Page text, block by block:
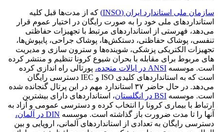
سازمان ملی استاندارد ایران (INSO)
که از مدت‌ها قبل کلیه
استانداردهای ملی خود را به صورت رایگان در اختیار عموم قرار
می‌دهد، فهرستی از استانداردهای مرتبط با تجهیزات حفاظتی
تنفسی، پوشاک حفاظتی، دستکش‌ها، پوشاک جراحی، پایپوش‌ها،
تجهیزات الکتریکی پزشکی، شوینده‌ها و سترون سازی و مدیریت
های مربوط برای مقابله با بحران شیوع کرونا تنظیم و منتشر کرده
است. موسسه ANSI در ایالات متحده،
پورتالی راه اندازی کرده
است که به استانداردهای کلیدی ISO و IEC دسترسی رایگان
می‌دهد. در حال حاضر ۳۷ استاندارد مهم در این پرتال گنجانده شده
است. موسسه BSI در انگلستان
، استانداردهای دارای بیشترین
ارتباط با بیماری کرونا را انتخاب کرده و دسترسی عمومی و آزاد به
آنها را تا مدت ضرورت باز گذاشته است. موسسه DIN در آلمان،
دسترسی رایگان به تعدادی از استانداردهای آلمانی، اروپایی و بین